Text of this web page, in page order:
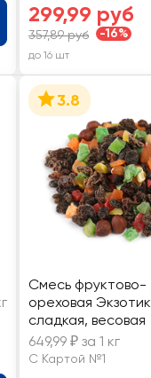
299,99 руб
357,89 руб -16%
до 16 шт
3.8
Смесь фруктово-
ореховая Экзотик
сладкая, весовая
649,99 ₽ за 1 кг
С Картой №1